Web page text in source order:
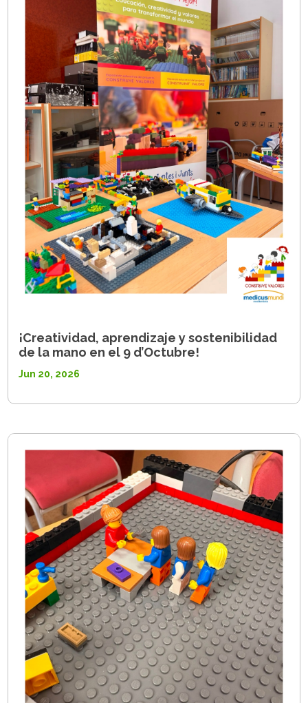
¡Creatividad, aprendizaje y sostenibilidad
de la mano en el 9 d’Octubre!
Jun 20, 2026